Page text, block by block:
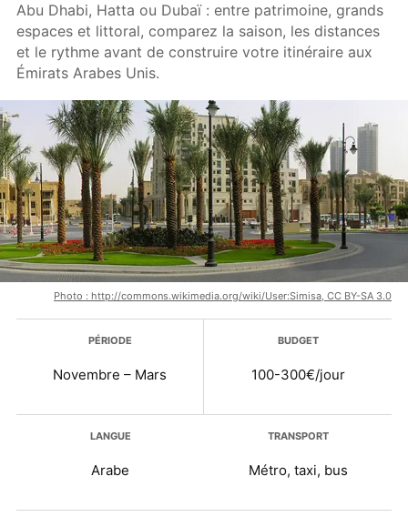
Abu Dhabi, Hatta ou Dubaï : entre patrimoine, grands
espaces et littoral, comparez la saison, les distances
et le rythme avant de construire votre itinéraire aux
Émirats Arabes Unis.
Photo : http://commons.wikimedia.org/wiki/User:Simisa, CC BY-SA 3.0
Plus d’infos
PÉRIODE
Novembre – Mars
BUDGET
100-300€/jour
LANGUE
Arabe
TRANSPORT
Métro, taxi, bus